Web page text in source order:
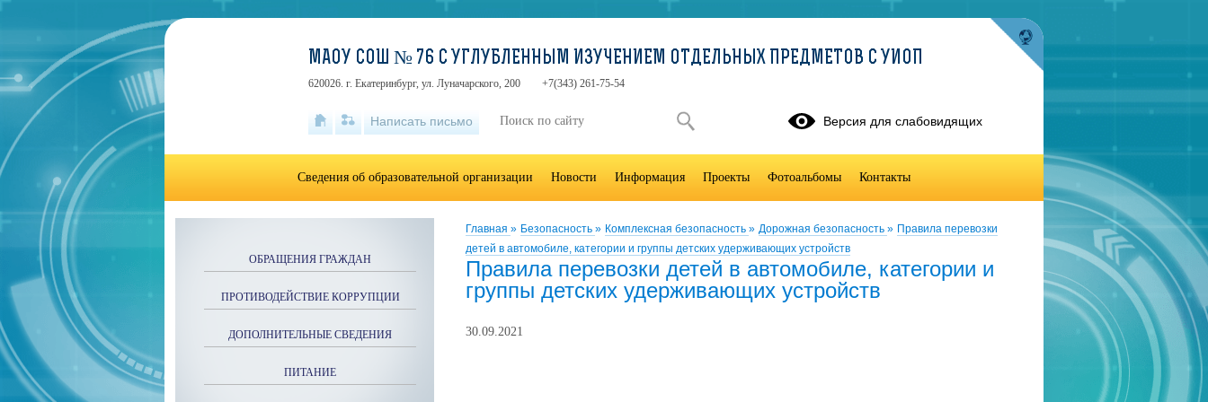
Главная » Безопасность » Комплексная безопасность » Дорожная безопасность » Правила перевозки
детей в автомобиле, категории и группы детских удерживающих устройств
Правила перевозки детей в автомобиле, категории и
группы детских удерживающих устройств
30.09.2021
ОБРАЩЕНИЯ ГРАЖДАН
ПРОТИВОДЕЙСТВИЕ КОРРУПЦИИ
ДОПОЛНИТЕЛЬНЫЕ СВЕДЕНИЯ
ПИТАНИЕ
МАОУ СОШ № 76 С УГЛУБЛЕННЫМ ИЗУЧЕНИЕМ ОТДЕЛЬНЫХ ПРЕДМЕТОВ С УИОП
620026. г. Екатеринбург, ул. Луначарского, 200 +7(343) 261-75-54
Написать письмо Версия для слабовидящих
Сведения об образовательной организации Новости Информация Проекты Фотоальбомы Контакты